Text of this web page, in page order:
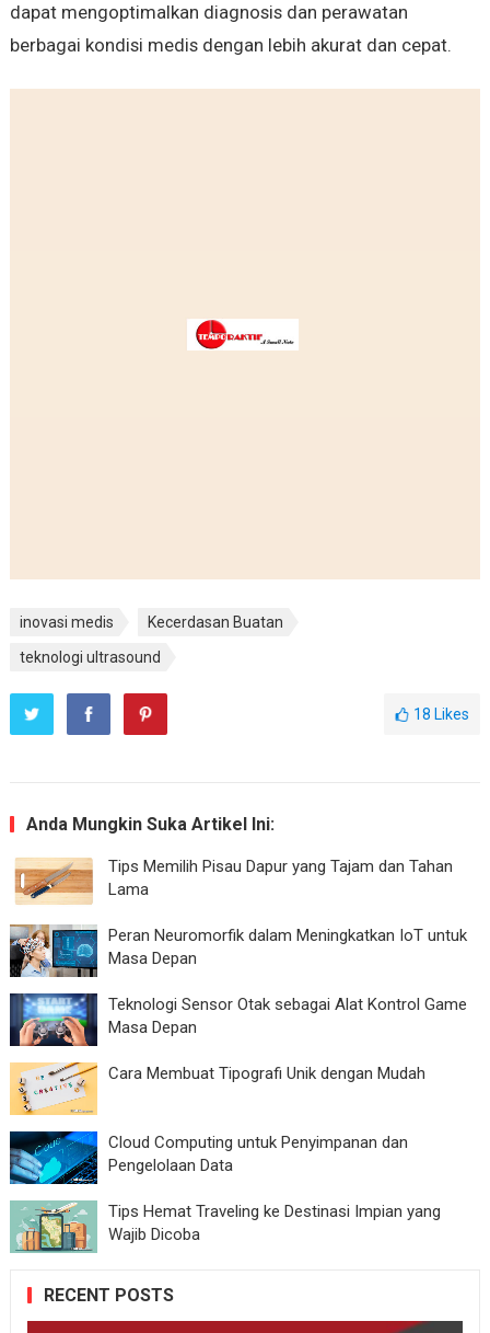
dapat mengoptimalkan diagnosis dan perawatan
berbagai kondisi medis dengan lebih akurat dan cepat.
inovasi medis
Kecerdasan Buatan
teknologi ultrasound
18 Likes
Anda Mungkin Suka Artikel Ini:
Tips Memilih Pisau Dapur yang Tajam dan Tahan
Lama
Peran Neuromorfik dalam Meningkatkan IoT untuk
Masa Depan
Teknologi Sensor Otak sebagai Alat Kontrol Game
Masa Depan
Cara Membuat Tipografi Unik dengan Mudah
Cloud Computing untuk Penyimpanan dan
Pengelolaan Data
Tips Hemat Traveling ke Destinasi Impian yang
Wajib Dicoba
RECENT POSTS